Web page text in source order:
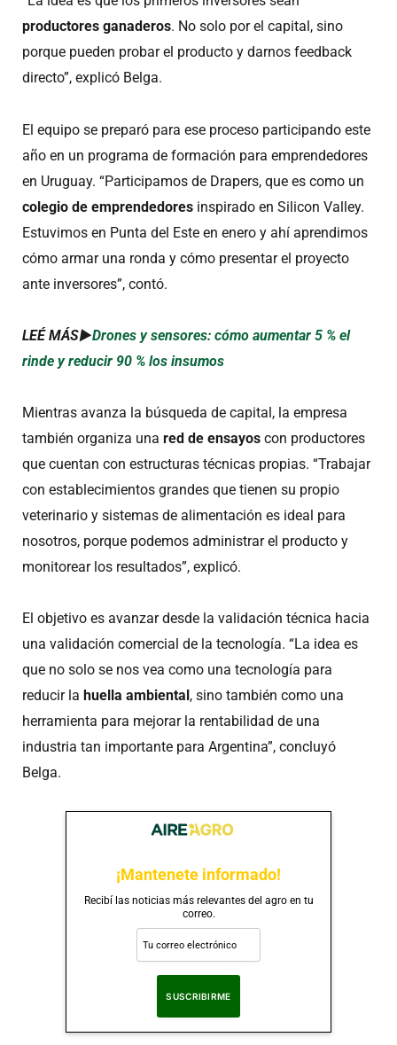
productores ganaderos. No solo por el capital, sino
porque pueden probar el producto y darnos feedback
directo”, explicó Belga.
El equipo se preparó para ese proceso participando este
año en un programa de formación para emprendedores
en Uruguay. “Participamos de Drapers, que es como un
colegio de emprendedores inspirado en Silicon Valley.
Estuvimos en Punta del Este en enero y ahí aprendimos
cómo armar una ronda y cómo presentar el proyecto
ante inversores”, contó.
LEÉ MÁS►Drones y sensores: cómo aumentar 5 % el
rinde y reducir 90 % los insumos
Mientras avanza la búsqueda de capital, la empresa
también organiza una red de ensayos con productores
que cuentan con estructuras técnicas propias. “Trabajar
con establecimientos grandes que tienen su propio
veterinario y sistemas de alimentación es ideal para
nosotros, porque podemos administrar el producto y
monitorear los resultados”, explicó.
El objetivo es avanzar desde la validación técnica hacia
una validación comercial de la tecnología. “La idea es
que no solo se nos vea como una tecnología para
reducir la huella ambiental, sino también como una
herramienta para mejorar la rentabilidad de una
industria tan importante para Argentina”, concluyó
Belga.
¡Mantenete informado!
Recibí las noticias más relevantes del agro en tu
correo.